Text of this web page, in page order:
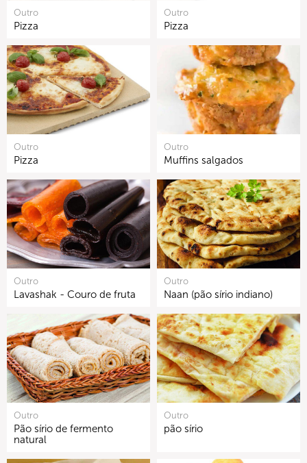
Outro
Pizza
Outro
Pizza
Outro
Pizza
Outro
Muffins salgados
Outro
Lavashak - Couro de fruta
Outro
Naan (pão sírio indiano)
Outro
Pão sírio de fermento
natural
Outro
pão sírio